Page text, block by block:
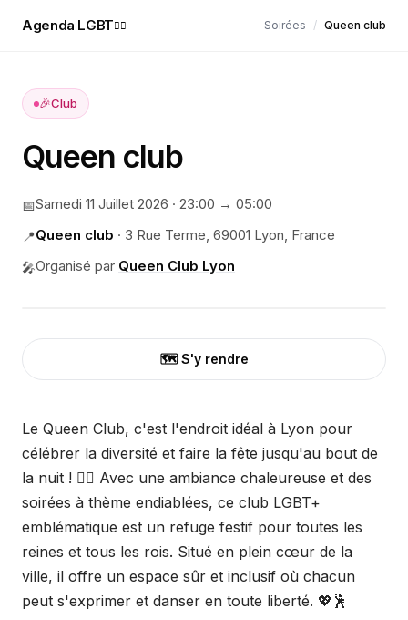
Agenda LGBT🏳️‍🌈 Soirées / Queen club
🎉Club
Queen club
📅Samedi 11 Juillet 2026 · 23:00 → 05:00
📍Queen club · 3 Rue Terme, 69001 Lyon, France
🎤Organisé par Queen Club Lyon
🗺️ S'y rendre
Le Queen Club, c'est l'endroit idéal à Lyon pour
célébrer la diversité et faire la fête jusqu'au bout de
la nuit ! 🏳️‍🌈 Avec une ambiance chaleureuse et des
soirées à thème endiablées, ce club LGBT+
emblématique est un refuge festif pour toutes les
reines et tous les rois. Situé en plein cœur de la
ville, il offre un espace sûr et inclusif où chacun
peut s'exprimer et danser en toute liberté. 💖🕺